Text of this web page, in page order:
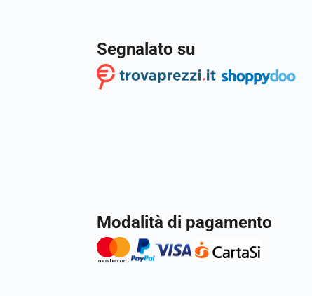
Segnalato su
Modalità di pagamento